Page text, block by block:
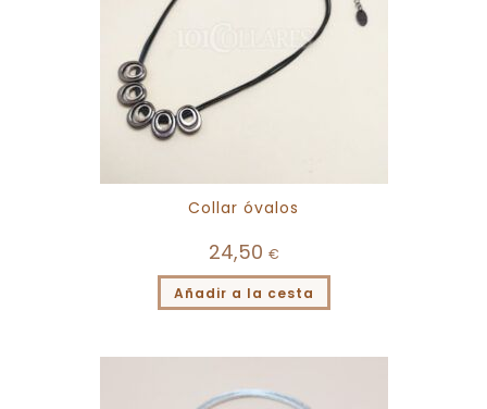
Collar óvalos
24,50 €
Añadir a la cesta